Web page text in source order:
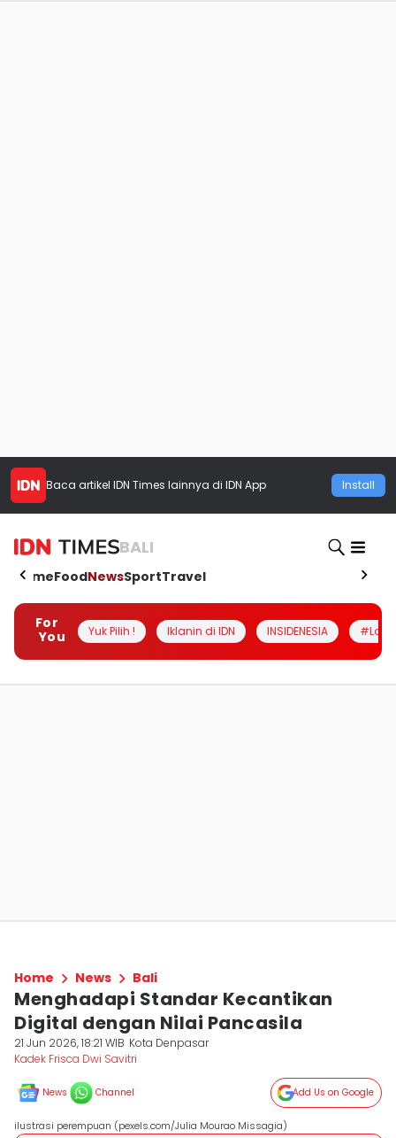
Baca artikel IDN Times lainnya di IDN App Install
BALI
HomeFoodNewsSportTravel
For
You
Yuk Pilih ! Iklanin di IDN INSIDENESIA
Home News Bali
Menghadapi Standar Kecantikan
Digital dengan Nilai Pancasila
21 Jun 2026, 18:21 WIB Kota Denpasar
Kadek Frisca Dwi Savitri
News Channel Add Us on Google
ilustrasi perempuan (pexels.com/Julia Mourao Missagia)